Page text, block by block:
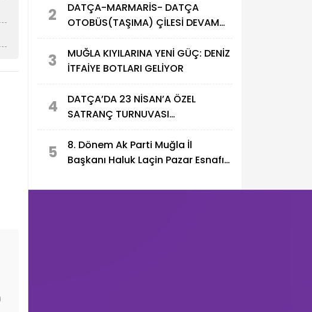
2
DATÇA-MARMARİS- DATÇA
OTOBÜS(TAŞIMA) ÇİLESİ DEVAM
3
MUĞLA KIYILARINA YENİ GÜÇ: DENİZ
İTFAİYE BOTLARI GELİYOR
4
DATÇA’DA 23 NİSAN’A ÖZEL
SATRANÇ TURNUVASI
5
8. Dönem Ak Parti Muğla İl
Başkanı Haluk Laçin Pazar Esnafını